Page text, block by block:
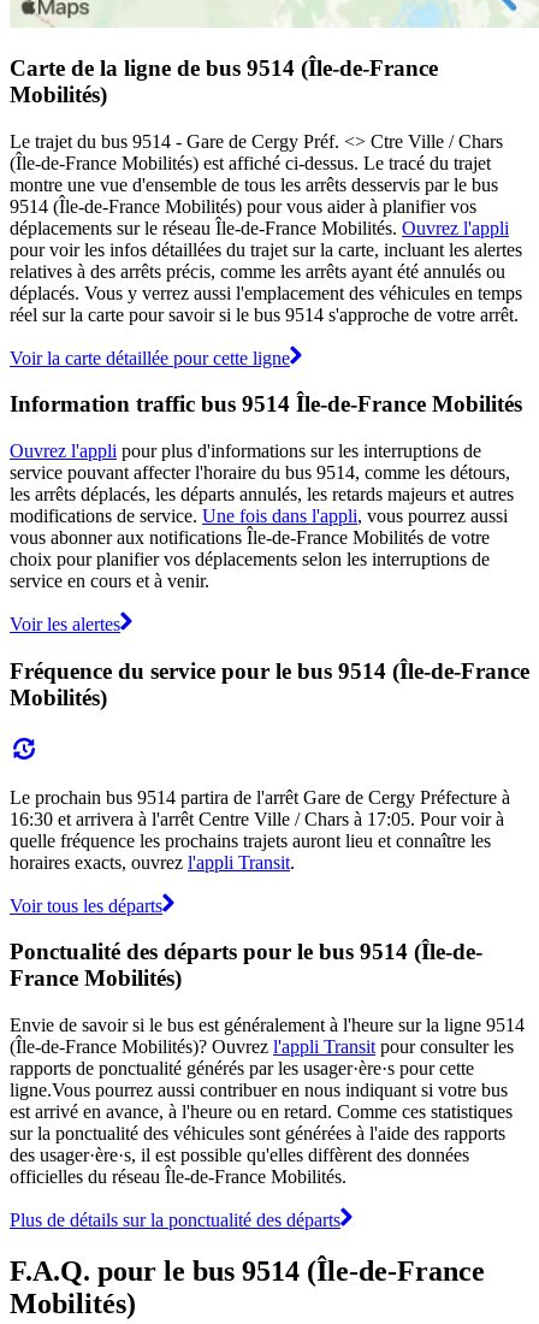
Carte de la ligne de bus 9514 (Île-de-France
Mobilités)
Le trajet du bus 9514 - Gare de Cergy Préf. <> Ctre Ville / Chars
(Île-de-France Mobilités) est affiché ci-dessus. Le tracé du trajet
montre une vue d'ensemble de tous les arrêts desservis par le bus
9514 (Île-de-France Mobilités) pour vous aider à planifier vos
déplacements sur le réseau Île-de-France Mobilités. Ouvrez l'appli
pour voir les infos détaillées du trajet sur la carte, incluant les alertes
relatives à des arrêts précis, comme les arrêts ayant été annulés ou
déplacés. Vous y verrez aussi l'emplacement des véhicules en temps
réel sur la carte pour savoir si le bus 9514 s'approche de votre arrêt.
Voir la carte détaillée pour cette ligne
Information traffic bus 9514 Île-de-France Mobilités
Ouvrez l'appli pour plus d'informations sur les interruptions de
service pouvant affecter l'horaire du bus 9514, comme les détours,
les arrêts déplacés, les départs annulés, les retards majeurs et autres
modifications de service. Une fois dans l'appli, vous pourrez aussi
vous abonner aux notifications Île-de-France Mobilités de votre
choix pour planifier vos déplacements selon les interruptions de
service en cours et à venir.
Voir les alertes
Fréquence du service pour le bus 9514 (Île-de-France
Mobilités)
Le prochain bus 9514 partira de l'arrêt Gare de Cergy Préfecture à
16:30 et arrivera à l'arrêt Centre Ville / Chars à 17:05. Pour voir à
quelle fréquence les prochains trajets auront lieu et connaître les
horaires exacts, ouvrez l'appli Transit.
Voir tous les départs
Ponctualité des départs pour le bus 9514 (Île-de-
France Mobilités)
Envie de savoir si le bus est généralement à l'heure sur la ligne 9514
(Île-de-France Mobilités)? Ouvrez l'appli Transit pour consulter les
rapports de ponctualité générés par les usager·ère·s pour cette
ligne.Vous pourrez aussi contribuer en nous indiquant si votre bus
est arrivé en avance, à l'heure ou en retard. Comme ces statistiques
sur la ponctualité des véhicules sont générées à l'aide des rapports
des usager·ère·s, il est possible qu'elles diffèrent des données
officielles du réseau Île-de-France Mobilités.
Plus de détails sur la ponctualité des départs
F.A.Q. pour le bus 9514 (Île-de-France
Mobilités)